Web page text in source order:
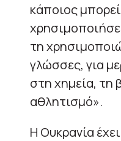
κάποιος
τη
γλώσσες, για
στη χημεία, τη
αθλητισμό».
Η Ουκρανία